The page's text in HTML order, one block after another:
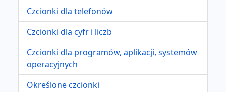
Czcionki dla telefonów
Czcionki dla cyfr i liczb
Czcionki dla programów, aplikacji, systemów
operacyjnych
Określone czcionki